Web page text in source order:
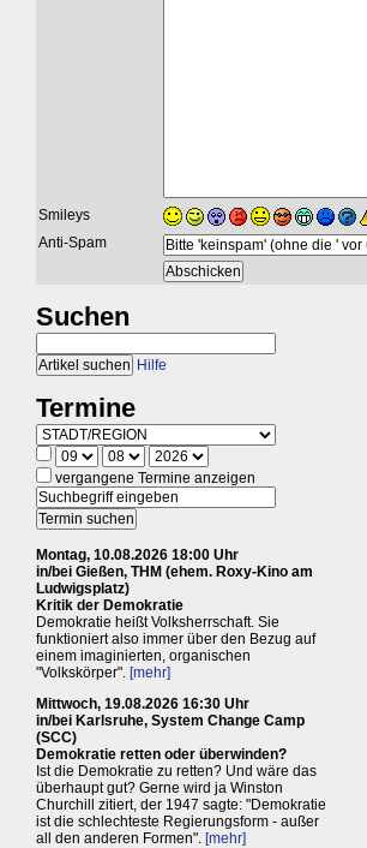
Smileys
Anti-Spam
Suchen
Hilfe
Termine
vergangene Termine anzeigen
Montag, 10.08.2026 18:00 Uhr
in/bei Gießen, THM (ehem. Roxy-Kino am
Ludwigsplatz)
Kritik der Demokratie
Demokratie heißt Volksherrschaft. Sie
funktioniert also immer über den Bezug auf
einem imaginierten, organischen
"Volkskörper". [mehr]
Mittwoch, 19.08.2026 16:30 Uhr
in/bei Karlsruhe, System Change Camp
(SCC)
Demokratie retten oder überwinden?
Ist die Demokratie zu retten? Und wäre das
überhaupt gut? Gerne wird ja Winston
Churchill zitiert, der 1947 sagte: "Demokratie
ist die schlechteste Regierungsform - außer
all den anderen Formen". [mehr]